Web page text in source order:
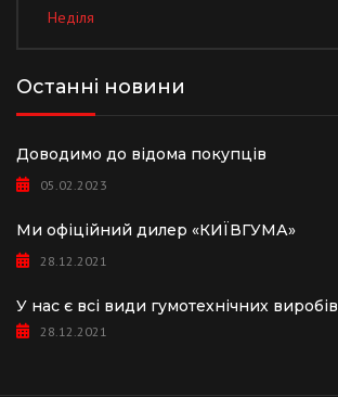
Неділя
Останні новини
Доводимо до відома покупців
05.02.2023
Ми офіційний дилер «КИЇВГУМА»
28.12.2021
У нас є всі види гумотехнічних виробів
28.12.2021